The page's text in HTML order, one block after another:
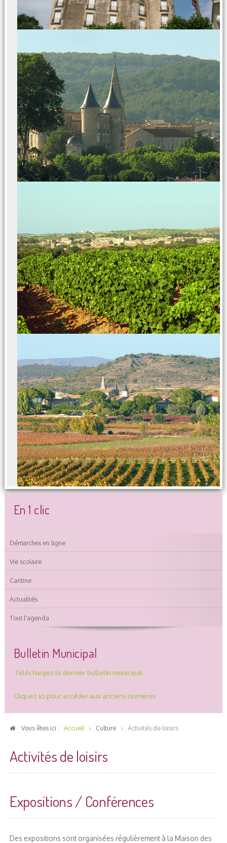
En 1 clic
Démarches en ligne
Vie scolaire
Cantine
Actualités
Tout l'agenda
Bulletin Municipal
Téléchargez le dernier bulletin municipal
Cliquez ici pour accéder aux anciens numéros
Vous êtes ici : Accueil Culture Activités de loisirs
Activités de loisirs
Expositions / Conférences
Des expositions sont organisées régulièrement à la Maison des